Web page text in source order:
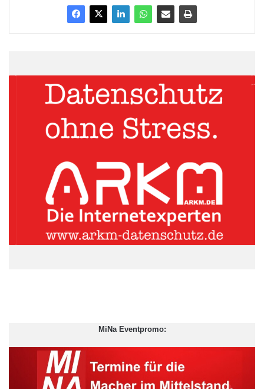
der Reindustrialisierung der USA profitieren können“ kommt die
internationale Managementberatung Bain & Company zu
folgendem Ergebnis: Die traditionell starke Stellung deutscher
Industrieunternehmen in Branchen wie dem Maschinen- und
Anlagenbau zahlt sich in den kommenden Jahren beim Export
kein Selbstläufer. Die Unternehmen müssen ihre Organisationen
zügig auf die zu erwartende rapide Expansion vorbereiten.
Geringe Energiekosten, günstige Löhne, eine wachsende
Bevölkerung, eine moderne Infrastruktur und umfassendes IT-
Know-how sind die Schlüsselfaktoren für den Wiederaufstieg
OECD-Land zieht größere Vorteile aus der Renaissance der
Betriebe in die größte Volkswirtschaft der Welt.
Vereinigte Staaten werden zur Lokomotive für die deutsche
MiNa Eventpromo: